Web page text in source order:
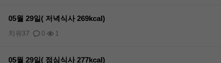
05월 29일( 저녁식사 269kcal)
0 1
치유37
05월 29일( 점심식사 277kcal)